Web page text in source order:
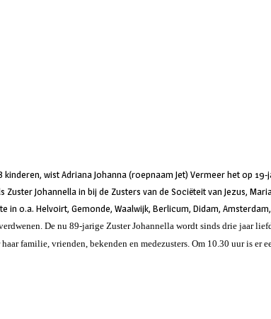
wist Adriana Johanna (roepnaam Jet) Vermeer het op
Johannella in bij de Zusters van de Sociëteit van Jezus,
o.a. Helvoirt, Gemonde, Waalwijk, Berlicum, Didam,
De nu 89-jarige Zuster Johannella wordt sinds drie jaar
familie, vrienden, bekenden en medezusters. Om 10.30 uur is